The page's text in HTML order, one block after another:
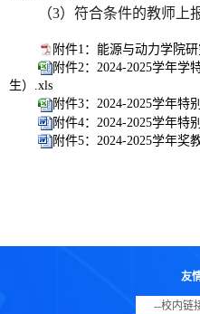
（3）符合条件的教师上
附件1：能源与动力学院
附件2：2024-2025学年学
生）.xls
附件3：2024-2025学年特
附件4：2024-2025学年特
附件5：2024-2025学年奖
友
--校内链